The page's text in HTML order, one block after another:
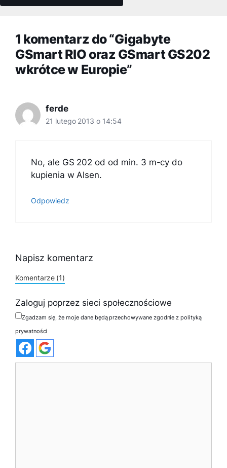
1 komentarz do “Gigabyte
GSmart RIO oraz GSmart GS202
wkrótce w Europie”
ferde
21 lutego 2013 o 14:54
No, ale GS 202 od od min. 3 m-cy do
kupienia w Alsen.
Odpowiedz
Napisz komentarz
Komentarze (1)
Zaloguj poprzez sieci społecznościowe
Zgadzam się, że moje dane będą przechowywane zgodnie z polityką
prywatności